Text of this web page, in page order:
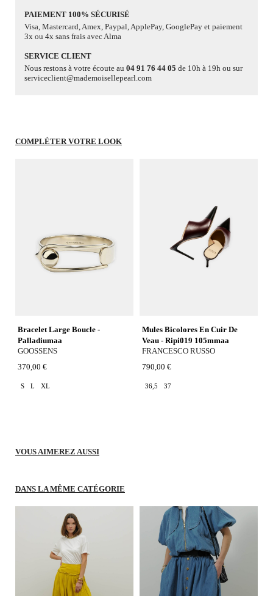
PAIEMENT 100% SÉCURISÉ
Visa, Mastercard, Amex, Paypal, ApplePay, GooglePay et paiement
3x ou 4x sans frais avec Alma
SERVICE CLIENT
Nous restons à votre écoute au 04 91 76 44 05 de 10h à 19h ou sur
serviceclient@mademoisellepearl.com
COMPLÉTER VOTRE LOOK
Bracelet Large Boucle -
Palladiumaa
GOOSSENS
370,00 €
S L XL
Mules Bicolores En Cuir De
Veau - Ripi019 105mmaa
FRANCESCO RUSSO
790,00 €
36,5 37
VOUS AIMEREZ AUSSI
DANS LA MÊME CATÉGORIE